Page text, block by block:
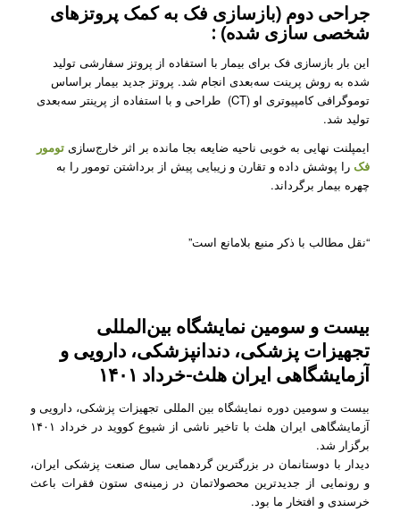
جراحی دوم (بازسازی فک به کمک پروتزهای
شخصی سازی شده) :
این بار بازسازی فک برای بیمار با استفاده از پروتز سفارشی تولید
شده به روش پرینت سه‌بعدی انجام شد. پروتز جدید بیمار براساس
توموگرافی کامپیوتری او (CT) طراحی و با استفاده از پرینتر سه‌بعدی
تولید شد.
ایمپلنت نهایی به خوبی ناحیه ضایعه بجا مانده بر اثر خارج‌سازی تومور
فکرا پوشش داده و تقارن و زیبایی پیش از برداشتن تومور را به
چهره بیمار برگرداند.
“نقل مطالب با ذکر منبع بلامانع است”
بیست و سومین نمایشگاه بین‌المللی
تجهیزات پزشکی، دندانپزشکی، دارویی و
آزمایشگاهی ایران هلث-خرداد ۱۴۰۱
بیست و سومین دوره نمایشگاه بین المللی تجهیزات پزشکی، دارویی و
آزمایشگاهی ایران هلث با تاخیر ناشی از شیوع کووید در خرداد ۱۴۰۱
برگزار شد.
دیدار با دوستانمان در بزرگترین گردهمایی سال صنعت پزشکی ایران،
و رونمایی از جدیدترین محصولاتمان در زمینه‌ی ستون فقرات باعث
خرسندی و افتخار ما بود.